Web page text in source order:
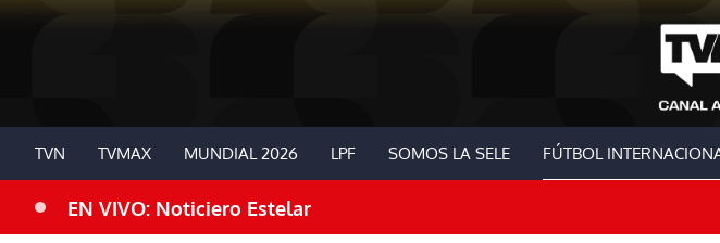
TVN TVMAX MUNDIAL 2026 LPF SOMOS LA SELE FÚTBOL
EN VIVO: Noticiero Estelar